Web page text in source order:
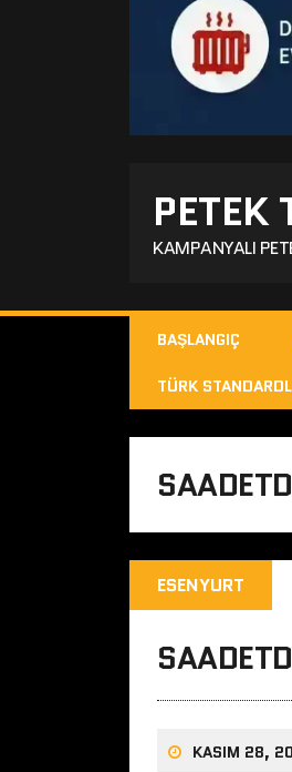
PETEK
KAMPANYALI
BAŞLANGIÇ
TÜRK
ESENYURT
KASIM 28,